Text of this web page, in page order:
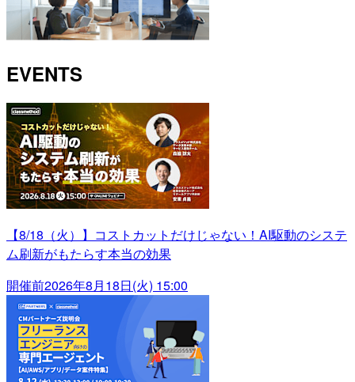
EVENTS
【8/18（火）】コストカットだけじゃない！AI駆動のシステ
ム刷新がもたらす本当の効果
開催前2026年8月18日(火) 15:00